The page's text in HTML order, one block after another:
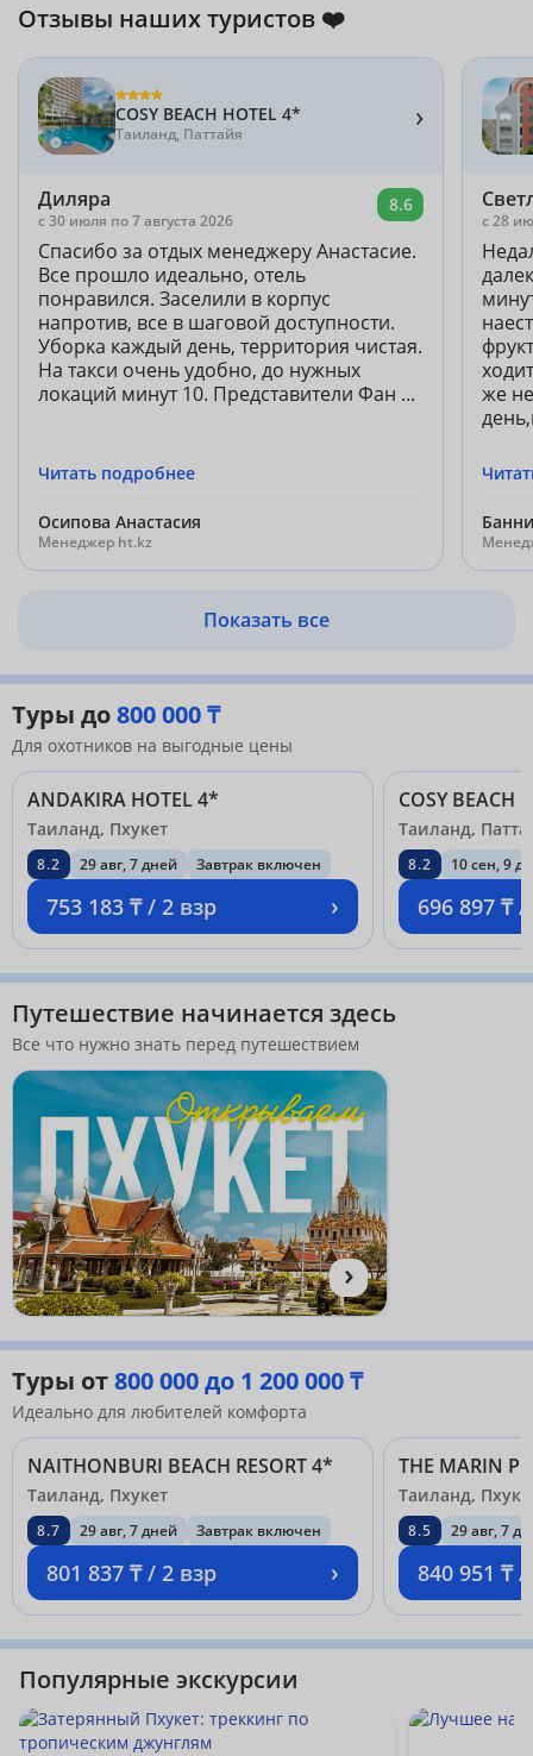
Отзывы наших туристов ❤️
COSY BEACH HOTEL 4*
Таиланд, Паттайя ›
Диляра
c 30 июля по 7 августа 2026
8.6
Спасибо за отдых менеджеру Анастасие.
Все прошло идеально, отель
понравился. Заселили в корпус
напротив, все в шаговой доступности.
Уборка каждый день, территория чистая.
На такси очень удобно, до нужных
локаций минут 10. Представители Фан ...
Читать подробнее
Осипова Анастасия
Менеджер ht.kz
c 28
же
Показать все
Туры до800 000 ₸
Для охотников на выгодные цены
ANDAKIRA HOTEL 4*
Таиланд, Пхукет
8.2 29 авг, 7 дней Завтрак включен
753 183 ₸ / 2 взр ›
COSY BEACH
Таиланд,
8.2 10 сен, 9
696 897 ₸
Путешествие начинается здесь
Все что нужно знать перед путешествием
›
Туры от800 000 до 1 200 000 ₸
Идеально для любителей комфорта
NAITHONBURI BEACH RESORT 4*
Таиланд, Пхукет
8.7 29 авг, 7 дней Завтрак включен
801 837 ₸ / 2 взр ›
Таиланд,
8.5 29 авг, 7
840 951 ₸
Популярные экскурсии